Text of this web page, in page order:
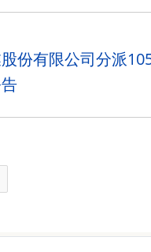
份有限公司分派